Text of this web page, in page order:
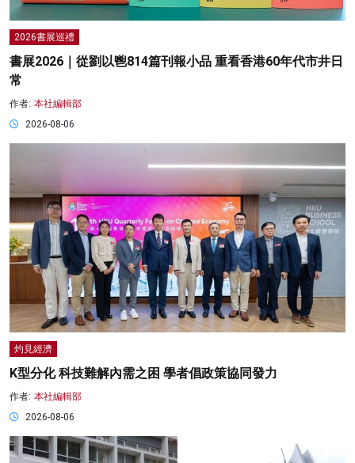
2026書展巡禮
書展2026｜從劉以鬯814篇刊報小品 重看香港60年代市井日
常
作者: 本社編輯部
2026-08-06
灼見經濟
K型分化 科技難解內需之困 學者倡政策協同發力
作者: 本社編輯部
2026-08-06